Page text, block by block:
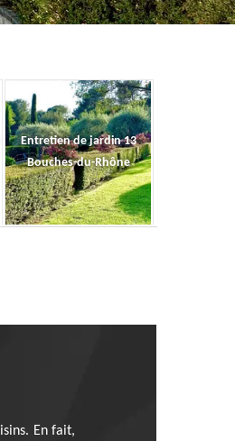
Entretien de jardin 13
Bouches-du-Rhône
En fait,